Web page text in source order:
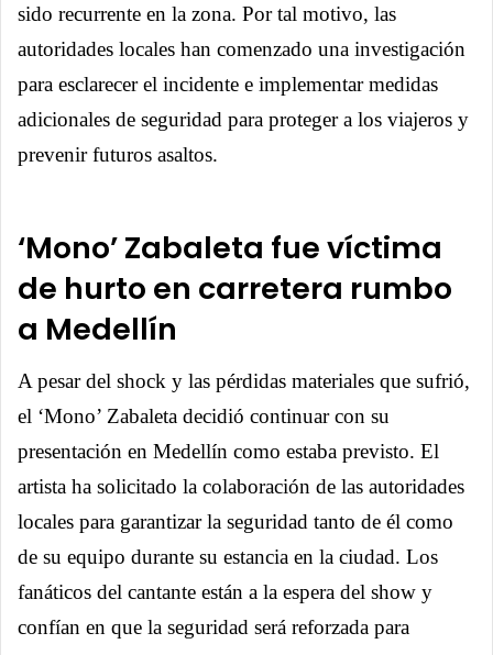
sido recurrente en la zona. Por tal motivo, las
autoridades locales han comenzado una investigación
para esclarecer el incidente e implementar medidas
adicionales de seguridad para proteger a los viajeros y
prevenir futuros asaltos.
‘Mono’ Zabaleta fue víctima
de hurto en carretera rumbo
a Medellín
A pesar del shock y las pérdidas materiales que sufrió,
el ‘Mono’ Zabaleta decidió continuar con su
presentación en Medellín como estaba previsto. El
artista ha solicitado la colaboración de las autoridades
locales para garantizar la seguridad tanto de él como
de su equipo durante su estancia en la ciudad. Los
fanáticos del cantante están a la espera del show y
confían en que la seguridad será reforzada para